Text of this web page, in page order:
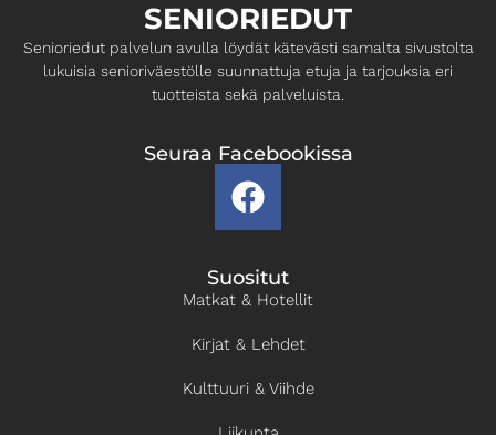
SENIORIEDUT
Senioriedut palvelun avulla löydät kätevästi samalta ​sivustolta
lukuisia senioriväestölle suunnattuja etuja ja ​tarjouksia eri
tuotteista sekä palveluista.
Seuraa Facebookissa
Suositut
Matkat & Hotellit
Kirjat & Lehdet
Kulttuuri & Viihde